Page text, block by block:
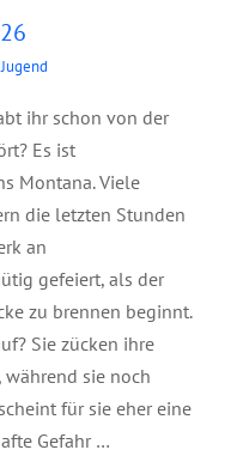
ihr schon von der
Es ist
Montana. Viele
die letzten Stunden
an
gefeiert, als der
zu brennen beginnt.
Sie zücken ihre
sie noch
für sie eher eine
Gefahr …